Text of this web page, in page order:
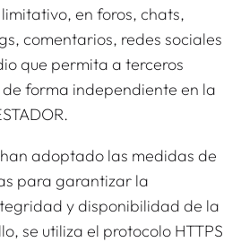
en foros, chats,
comentarios, redes sociales
que permita a terceros
forma independiente en la
adoptado las medidas de
para garantizar la
y disponibilidad de la
se utiliza el protocolo HTTPS